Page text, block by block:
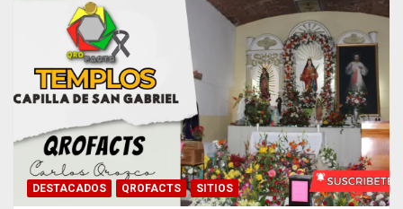
DESTACADOS QROFACTS SITIOS